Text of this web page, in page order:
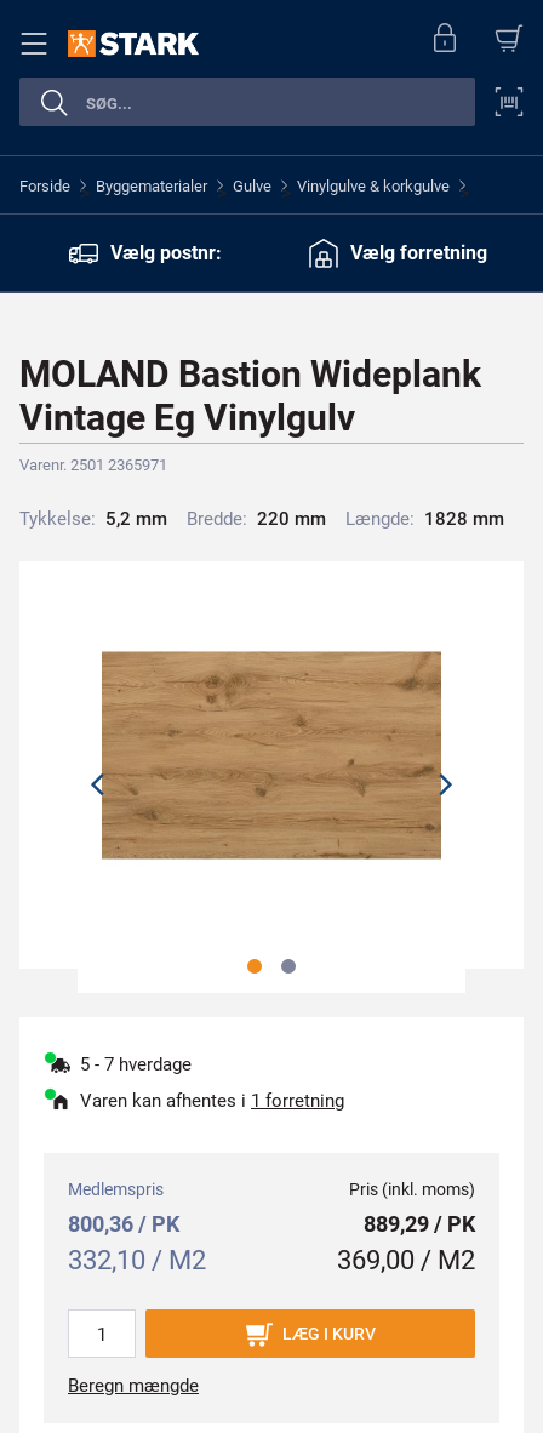
Forside > Byggematerialer > Gulve > Vinylgulve & korkgulve >
Vælg postnr: Vælg forretning
MOLAND Bastion Wideplank
Vintage Eg Vinylgulv
Varenr. 2501 2365971
Tykkelse: 5,2 mm Bredde: 220 mm Længde: 1828 mm
5 - 7 hverdage
Varen kan afhentes i 1 forretning
Medlemspris
800,36 / PK
332,10 / M2
Pris (inkl. moms)
889,29 / PK
369,00 / M2
LÆG I KURV
Beregn mængde